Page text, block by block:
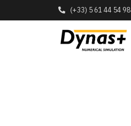
(+33) 5 61 44 54 98